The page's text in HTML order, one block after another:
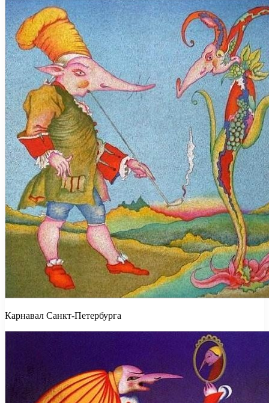
Карнавал Санкт-Петербурга